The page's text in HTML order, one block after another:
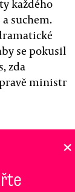
každého
suchem.
se pokusil
zda
ministr
×